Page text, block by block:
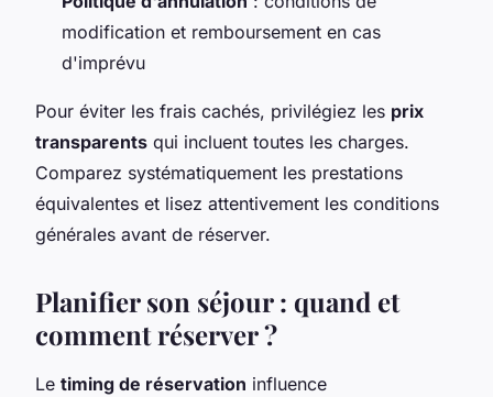
modification et remboursement en cas
d'imprévu
Pour éviter les frais cachés, privilégiez les prix
transparents qui incluent toutes les charges.
Comparez systématiquement les prestations
équivalentes et lisez attentivement les conditions
générales avant de réserver.
Planifier son séjour : quand et
comment réserver ?
Le timing de réservation influence